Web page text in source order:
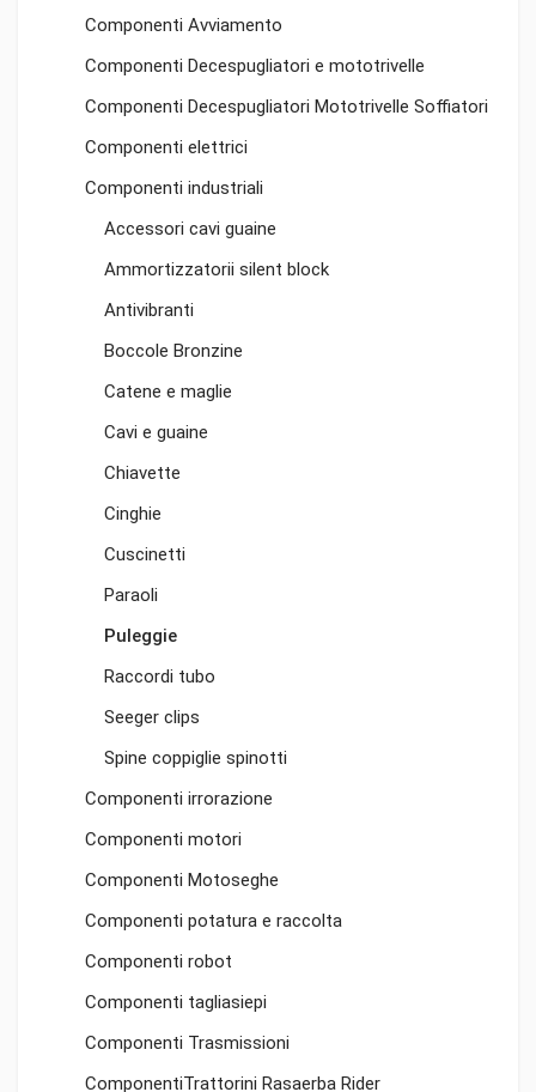
Componenti Avviamento
Componenti Decespugliatori e mototrivelle
Componenti Decespugliatori Mototrivelle Soffiatori
Componenti elettrici
Componenti industriali
Accessori cavi guaine
Ammortizzatorii silent block
Antivibranti
Boccole Bronzine
Catene e maglie
Cavi e guaine
Chiavette
Cinghie
Cuscinetti
Paraoli
Puleggie
Raccordi tubo
Seeger clips
Spine coppiglie spinotti
Componenti irrorazione
Componenti motori
Componenti Motoseghe
Componenti potatura e raccolta
Componenti robot
Componenti tagliasiepi
Componenti Trasmissioni
ComponentiTrattorini Rasaerba Rider